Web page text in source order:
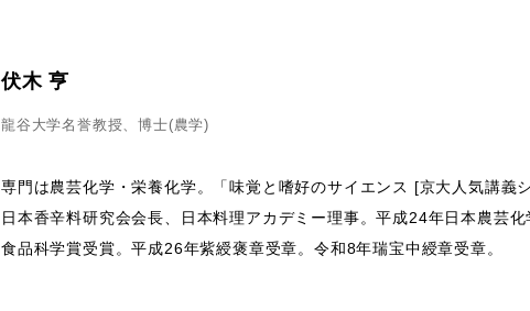
伏木 亨
龍谷大学名誉教授、博士(農学)
専門は農芸化学・栄養化学。「味覚と嗜好のサイエンス [京大人気講義
日本香辛料研究会会長、日本料理アカデミー理事。平成24年日本農芸
食品科学賞受賞。平成26年紫綬褒章受章。令和8年瑞宝中綬章受章。